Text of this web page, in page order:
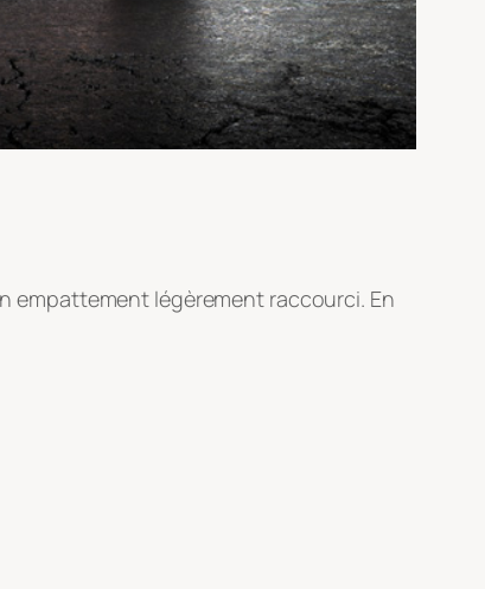
empattement légèrement raccourci. En